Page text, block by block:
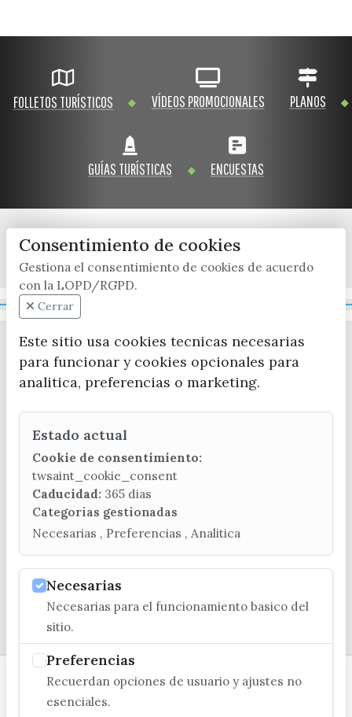
FOLLETOS TURÍSTICOS VÍDEOS PROMOCIONALES PLANOS
GUÍAS TURÍSTICAS ENCUESTAS
x / twitter facebook youtube instagram
CONTACTA CON LA OFICINA DE TURISMO
(+34) 952 541 104
turismo@velezmalaga.es
C/ Poniente, 2. CP 29740 - Torre del Mar
Consentimiento de cookies
Gestiona el consentimiento de cookies de acuerdo
con la LOPD/RGPD.
Cerrar
Este sitio usa cookies tecnicas necesarias
para funcionar y cookies opcionales para
analitica, preferencias o marketing.
Estado actual
Cookie de consentimiento:
twsaint_cookie_consent
Caducidad: 365 dias
Categorias gestionadas
Necesarias , Preferencias , Analitica
Necesarias
Necesarias para el funcionamiento basico del
sitio.
Preferencias
Recuerdan opciones de usuario y ajustes no
esenciales.